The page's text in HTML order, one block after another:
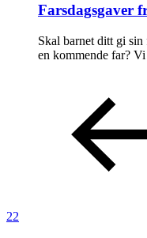
Farsdagsgaver
Skal barnet ditt gi sin
en kommende far?
22